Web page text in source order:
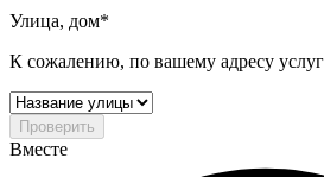
Улица, дом*
К сожалению, по вашему адресу
Проверить
Вместе